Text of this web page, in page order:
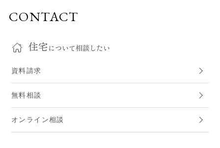
CONTACT
住宅について相談したい
資料請求
無料相談
オンライン相談